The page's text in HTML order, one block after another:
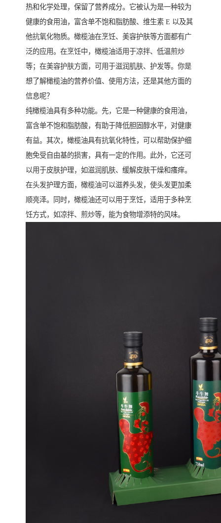
热和化学处理，保留了营养成分。它被认为是一种较为
健康的食用油，富含单不饱和脂肪酸、维生素 E 以及其
他抗氧化物质。橄榄油在烹饪、美容护肤等方面都有广
泛的应用。在烹饪中，橄榄油适用于凉拌、低温煎炒
等；在美容护肤方面，可用于滋润肌肤、护发等。你是
想了解橄榄油的营养价值、使用方法，还是其他方面的
信息呢？
纯橄榄油具有多种功能。先，它是一种健康的食用油，
富含单不饱和脂肪酸，有助于降低胆固醇水平，对健康
有益。其次，橄榄油具有抗氧化特性，可以帮助保护细
胞免受自由基的损害，具有一定的作用。此外，它还可
以用于皮肤护理，如滋润肌肤、缓解皮肤干燥和瘙痒。
在头发护理方面，橄榄油可以滋养头发，使头发更加柔
顺亮泽。同时，橄榄油还可以用于烹饪，适用于多种烹
饪方式，如凉拌、煎炒等，能为食物增添特的风味。